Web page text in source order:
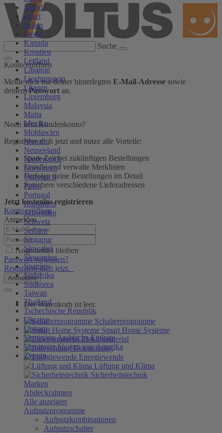
Island
Israel
Italien
Japan
Kanada
Kroatien
Lettland
Libanon
Liechtenstein
Litauen
Luxemburg
Malaysia
Malta
Mexiko
Moldawien
Monaco
Neuseeland
Niederlande
Norwegen
Österreich
Polen
Portugal
Rumänien
Schweden
Schweiz
Serbien
Singapur
Slowakei
Slowenien
Spanien
Südafrika
Südkorea
Taiwan
Thailand
Tschechische Republik
Ukraine
Ungarn
Vereinigte Arabische Emirate
Vereinigte Staaten von Amerika
Zypern
Suche
Konto eröffnen
Melde dich mit deiner hinterlegten E-Mail-Adresse sowie
deinemPasswort an.
Noch kein Kundenkonto?
Registriere dich jetzt und nutze alle Vorteile:
Spare Zeit bei zukünftigen Bestellungen
Erstelle und verwalte Merklisten
Verfolge deine Bestellungen im Detail
Speichere verschiedene Lieferadressen
Jetzt kostenlos registrieren
Konto eröffnen
Anmelden
Angemeldet bleiben
Passwort vergessen?
Registriere dich jetzt.
Anmelden
Der Warenkorb ist leer.
Schalterprogramme
Smart Home Systeme
Elektromaterial
Beleuchtung
Energiewende
Lüftung und Klima
Sicherheitstechnik
Marken
Abdeckrahmen
Alle anzeigen
Aufputzprogramme
Aufputzkombinationen
Aufputzschalter